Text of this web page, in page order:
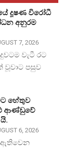
දූෂණ විරෝධී
අනුරම
7, 2026
වැටී රට
වූවාට පසුව
හේතුව
ආණ්ඩුවේ
6, 2026
ඇතිවෙන